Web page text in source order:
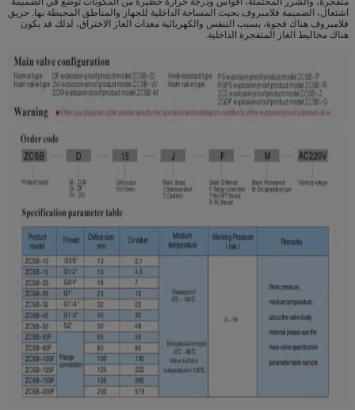
اشتعال، الضميمة فلامبروف بحيث المساحة الداخلية للجهاز والمناطق المحيطة بها. حريق
فلامبروف هناك فجوة، بسبب التنفس والكهربائية معدات الغاز الاختراق، لذلك قد يكون
هناك مخاليط الغاز المتفجرة الداخلية.